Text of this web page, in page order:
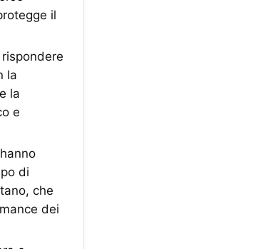
il
la
la
e
di
che
dei